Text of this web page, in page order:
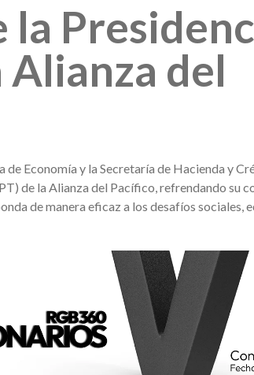
la
Alianza del
de Economía y la Secretaría de Hacienda y
de la Alianza del Pacífico, refrendando su
de manera eficaz a los desafíos sociales,